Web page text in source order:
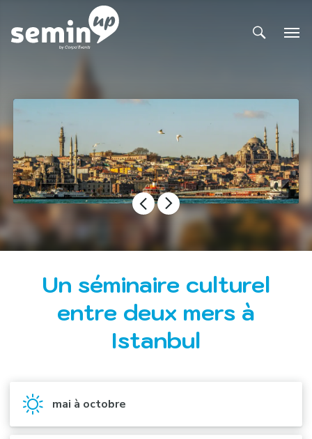
Un séminaire culturel
entre deux mers à
Istanbul
mai à octobre